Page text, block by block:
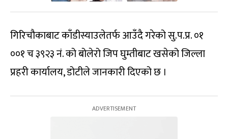
गिरिचौकाबाट काँडीस्याउलेतर्फ आउँदै गरेको सु.प.प्र. ०१
००१ च ३९२३ नं. को बोलेरो जिप घुम्तीबाट खसेको जिल्ला
प्रहरी कार्यालय, डोटीले जानकारी दिएको छ ।